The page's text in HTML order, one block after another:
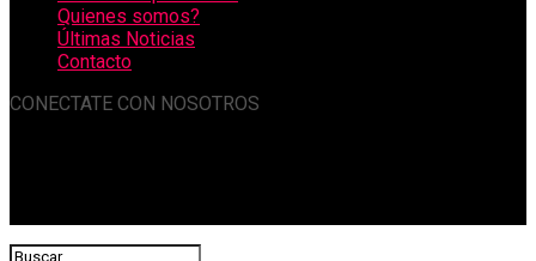
Quienes somos?
Últimas Noticias
Contacto
CONECTATE CON NOSOTROS